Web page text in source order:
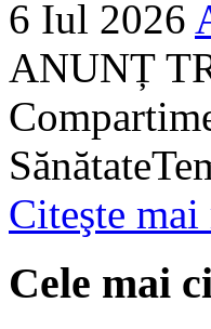
6 Iul 2026
ANUNȚ
Citeşte
Cele mai